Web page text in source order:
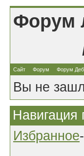
Форум
Сайт Форум Форум
Вы не
Навигация
Избранное